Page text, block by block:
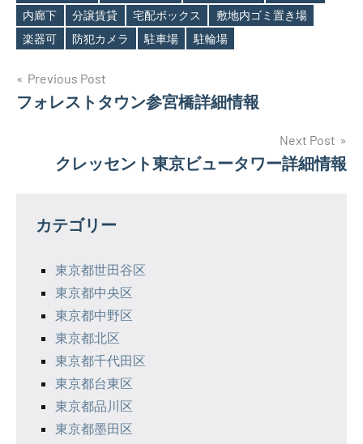
Tags
内廊下
分譲賃貸 宅配ボックス
敷地内ゴミ置き場
楽器可
防犯カメラ 駐車場 駐輪場
投
稿
ー
Previous Post
フォレストタウン参宮橋詳細情報
Next Post
クレッセント東京ビュータワー詳細情報
カテゴリー
東京都世田谷区
東京都中央区
東京都中野区
東京都北区
東京都千代田区
東京都台東区
東京都品川区
東京都墨田区